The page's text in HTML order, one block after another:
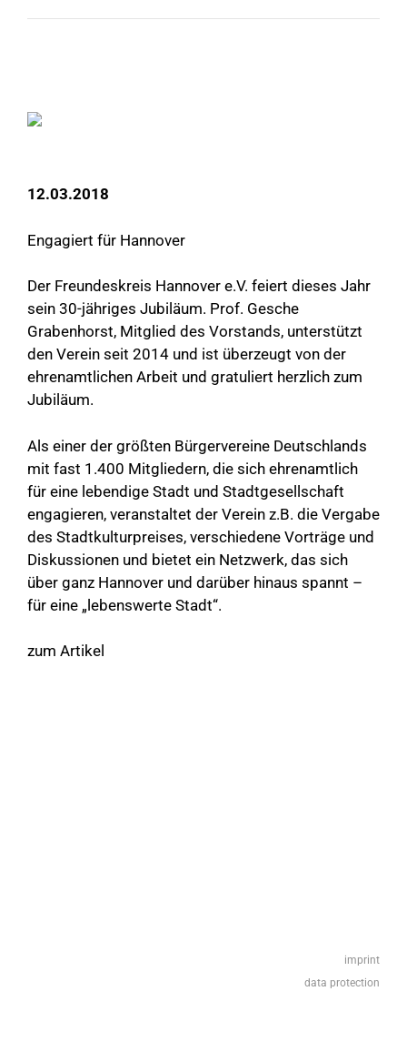
12.03.2018
Engagiert für Hannover
Der Freundeskreis Hannover e.V. feiert dieses Jahr
sein 30-jähriges Jubiläum. Prof. Gesche
Grabenhorst, Mitglied des Vorstands, unterstützt
den Verein seit 2014 und ist überzeugt von der
ehrenamtlichen Arbeit und gratuliert herzlich zum
Jubiläum.
Als einer der größten Bürgervereine Deutschlands
mit fast 1.400 Mitgliedern, die sich ehrenamtlich
für eine lebendige Stadt und Stadtgesellschaft
engagieren, veranstaltet der Verein z.B. die Vergabe
des Stadtkulturpreises, verschiedene Vorträge und
Diskussionen und bietet ein Netzwerk, das sich
über ganz Hannover und darüber hinaus spannt –
für eine „lebenswerte Stadt“.
zum Artikel
imprint
data protection